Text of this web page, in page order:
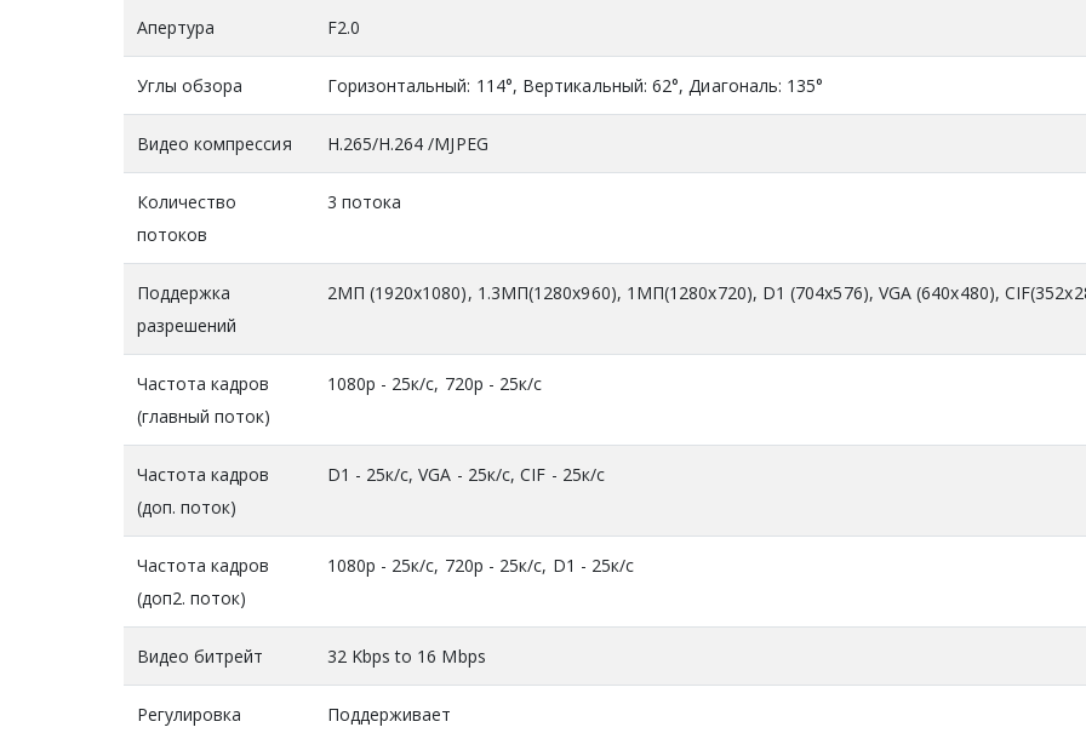
Апертура F2.0
Углы обзора Горизонтальный: 114°, Вертикальный: 62°, Диагональ: 135°
Видео компрессия H.265/H.264 /MJPEG
Количество
потоков
3 потока
Поддержка
разрешений
2МП (1920x1080), 1.3MП(1280x960), 1МП(1280x720), D1 (704x576), VGA (640x480),
Частота кадров
(главный поток)
1080р - 25к/с, 720р - 25к/с
Частота кадров
(доп. поток)
D1 - 25к/c, VGA - 25к/с, CIF - 25к/с
Частота кадров
(доп2. поток)
1080р - 25к/с, 720р - 25к/с, D1 - 25к/c
Видео битрейт 32 Kbps to 16 Mbps
Регулировка
Поддерживает